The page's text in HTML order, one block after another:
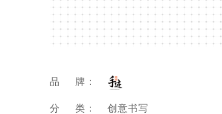
品 牌：
分 类： 创意书写